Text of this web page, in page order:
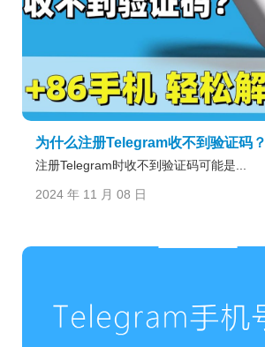
为什么注册Telegram收不到验证码？
注册Telegram时收不到验证码可能是...
2024 年 11 月 08 日